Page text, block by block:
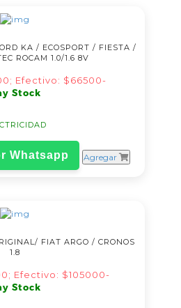
KA / ECOSPORT / FIESTA /
ROCAM 1.0/1.6 8V
Efectivo: $66500-
Stock
Whatsapp Agregar
FIAT ARGO / CRONOS
1.8
Efectivo: $105000-
Stock